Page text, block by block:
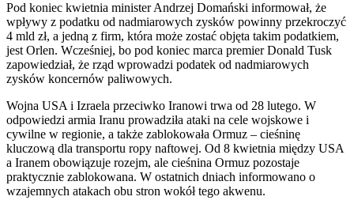
Pod koniec kwietnia minister Andrzej Domański informował, że
wpływy z podatku od nadmiarowych zysków powinny przekroczyć
4 mld zł, a jedną z firm, która może zostać objęta takim podatkiem,
jest Orlen. Wcześniej, bo pod koniec marca premier Donald Tusk
zapowiedział, że rząd wprowadzi podatek od nadmiarowych
zysków koncernów paliwowych.
Wojna USA i Izraela przeciwko Iranowi trwa od 28 lutego. W
odpowiedzi armia Iranu prowadziła ataki na cele wojskowe i
cywilne w regionie, a także zablokowała Ormuz – cieśninę
kluczową dla transportu ropy naftowej. Od 8 kwietnia między USA
a Iranem obowiązuje rozejm, ale cieśnina Ormuz pozostaje
praktycznie zablokowana. W ostatnich dniach informowano o
wzajemnych atakach obu stron wokół tego akwenu.